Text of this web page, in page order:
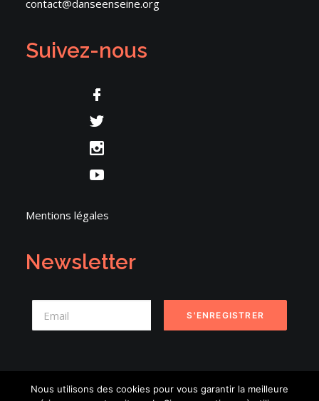
contact@danseenseine.org
Suivez-nous
Mentions légales
Newsletter
Nous utilisons des cookies pour vous garantir la meilleure